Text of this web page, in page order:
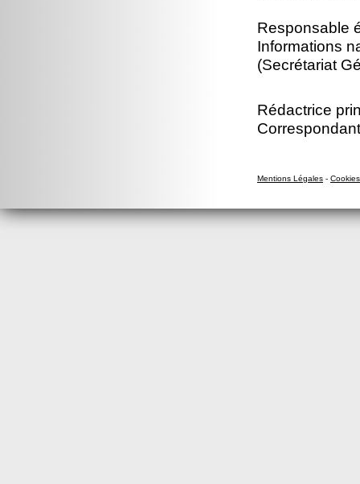
Responsable
Informations
(Secrétariat
Rédactrice
Mentions Légales - Cookies